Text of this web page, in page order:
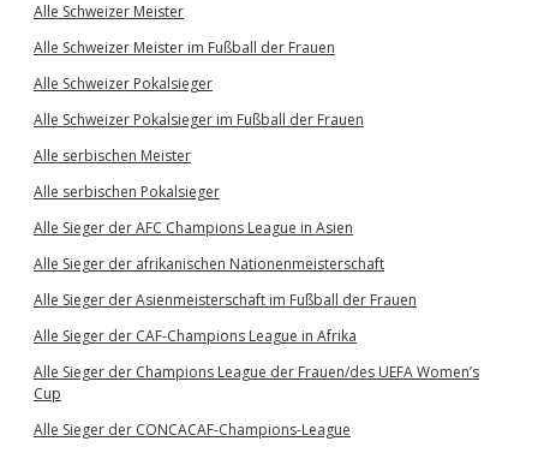
Alle Schweizer Meister
Alle Schweizer Meister im Fußball der Frauen
Alle Schweizer Pokalsieger
Alle Schweizer Pokalsieger im Fußball der Frauen
Alle serbischen Meister
Alle serbischen Pokalsieger
Alle Sieger der AFC Champions League in Asien
Alle Sieger der afrikanischen Nationenmeisterschaft
Alle Sieger der Asienmeisterschaft im Fußball der Frauen
Alle Sieger der CAF-Champions League in Afrika
Alle Sieger der Champions League der Frauen/des UEFA Women’s
Cup
Alle Sieger der CONCACAF-Champions-League